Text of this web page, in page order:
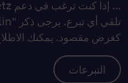
كغرض مقصود. يمكنك
التبرعات